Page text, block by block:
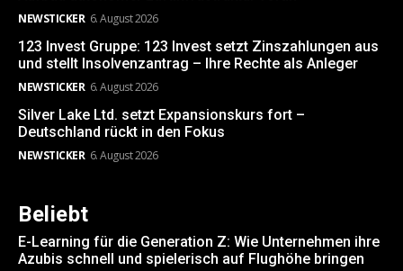
NEWSTICKER 6. August 2026
123 Invest Gruppe: 123 Invest setzt Zinszahlungen aus
und stellt Insolvenzantrag – Ihre Rechte als Anleger
NEWSTICKER 6. August 2026
Silver Lake Ltd. setzt Expansionskurs fort –
Deutschland rückt in den Fokus
NEWSTICKER 6. August 2026
Beliebt
E-Learning für die Generation Z: Wie Unternehmen ihre
Azubis schnell und spielerisch auf Flughöhe bringen